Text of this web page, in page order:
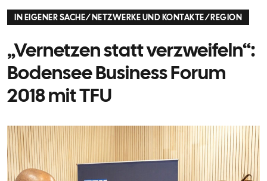
IN EIGENER SACHE/NETZWERKE UND KONTAKTE/REGION
„Vernetzen statt verzweifeln“:
Bodensee Business Forum
2018 mit TFU